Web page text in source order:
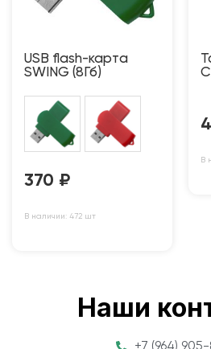
USB flash-карта
SWING (8Гб)
370 ₽
В наличии: 472 шт
В
Наши